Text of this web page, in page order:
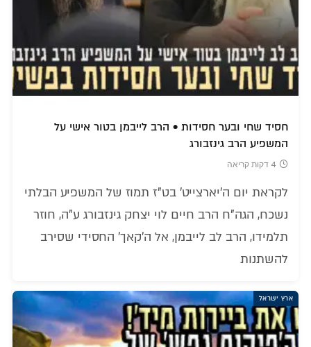
חסיד שחי ובער חסידות • הרב לייבמן בטור אישי על
המשפיע הרב גינזבורג
4 דקות קריאה
לקראת יום ה'יארצייט' בט"ז תמוז של המשפיע הבלתי
נשכח, הגה"ח הרב חיים לוי יצחק גינזבורג ע"ה, חוזר
תלמידו, הרב לב לייבמן, אל ה'קאך' החסידי שסירב
להשתנות
ארץ ישראל